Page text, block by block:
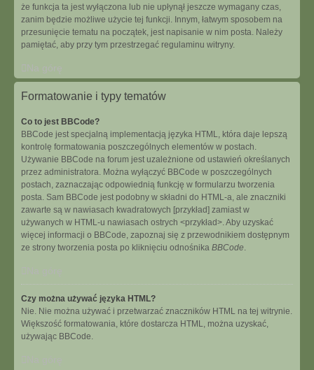
że funkcja ta jest wyłączona lub nie upłynął jeszcze wymagany czas,
zanim będzie możliwe użycie tej funkcji. Innym, łatwym sposobem na
przesunięcie tematu na początek, jest napisanie w nim posta. Należy
pamiętać, aby przy tym przestrzegać regulaminu witryny.
Na górę
Formatowanie i typy tematów
Co to jest BBCode?
BBCode jest specjalną implementacją języka HTML, która daje lepszą
kontrolę formatowania poszczególnych elementów w postach.
Używanie BBCode na forum jest uzależnione od ustawień określanych
przez administratora. Można wyłączyć BBCode w poszczególnych
postach, zaznaczając odpowiednią funkcję w formularzu tworzenia
posta. Sam BBCode jest podobny w składni do HTML-a, ale znaczniki
zawarte są w nawiasach kwadratowych [przykład] zamiast w
używanych w HTML-u nawiasach ostrych <przykład>. Aby uzyskać
więcej informacji o BBCode, zapoznaj się z przewodnikiem dostępnym
ze strony tworzenia posta po kliknięciu odnośnika BBCode.
Czy można używać języka HTML?
Nie. Nie można używać i przetwarzać znaczników HTML na tej witrynie.
Większość formatowania, które dostarcza HTML, można uzyskać,
używając BBCode.